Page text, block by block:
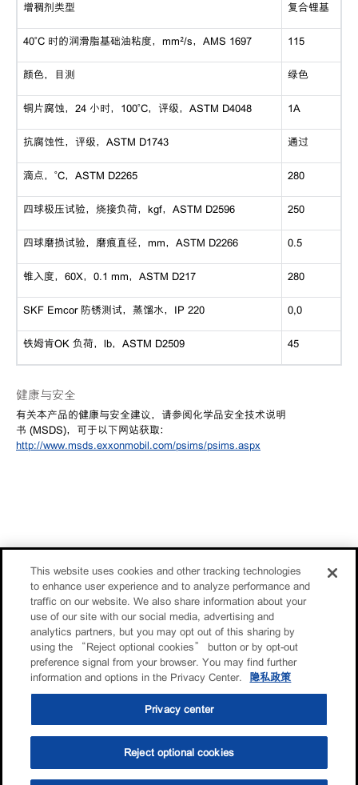
增稠剂类型 复合锂基
40˚C 时的润滑脂基础油粘度，mm²/s，AMS 1697 115
颜色，目测 绿色
铜片腐蚀，24 小时，100˚C，评级，ASTM D4048 1A
抗腐蚀性，评级，ASTM D1743 通过
滴点，˚C，ASTM D2265 280
四球极压试验，烧接负荷，kgf，ASTM D2596 250
四球磨损试验，磨痕直径，mm，ASTM D2266 0.5
锥入度，60X，0.1 mm，ASTM D217 280
SKF Emcor 防锈测试，蒸馏水，IP 220 0,0
铁姆肯OK 负荷，lb，ASTM D2509 45
健康与安全
有关本产品的健康与安全建议，请参阅化学品安全技术说明
书 (MSDS)，可于以下网站获取：
http://www.msds.exxonmobil.com/psims/psims.aspx
This website uses cookies and other tracking technologies
to enhance user experience and to analyze performance and
traffic on our website. We also share information about your
use of our site with our social media, advertising and
analytics partners, but you may opt out of this sharing by
using the “Reject optional cookies” button or by opt-out
preference signal from your browser. You may find further
information and options in the Privacy Center.
隐私政策
Privacy center
Reject optional cookies